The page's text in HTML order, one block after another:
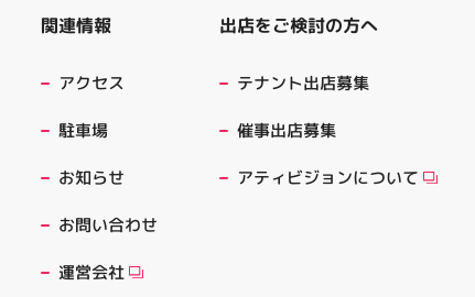
関連情報
アクセス
駐車場
お知らせ
お問い合わせ
運営会社
出店をご検討の方へ
テナント出店募集
催事出店募集
アティビジョンについて